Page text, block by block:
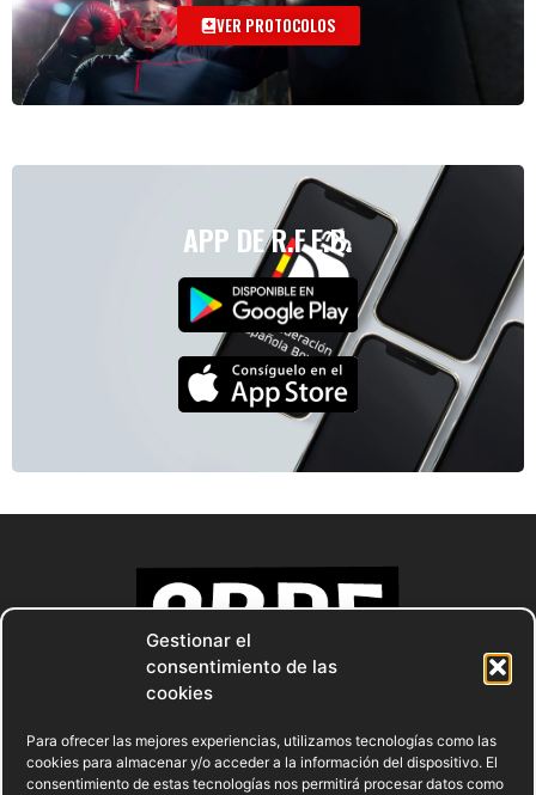
Gestionar el
consentimiento de las
cookies
Para ofrecer las mejores experiencias, utilizamos tecnologías como las
cookies para almacenar y/o acceder a la información del dispositivo. El
consentimiento de estas tecnologías nos permitirá procesar datos como
VER PROTOCOLOS
APP DE R.F.E.B.